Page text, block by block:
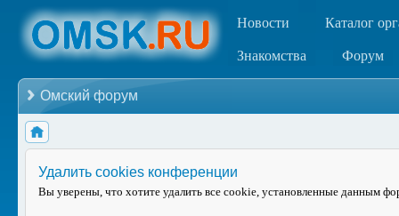
Новости Каталог
Знакомства Форум
Омский форум
Удалить cookies конференции
Вы уверены, что хотите удалить все cookie, установленные данным